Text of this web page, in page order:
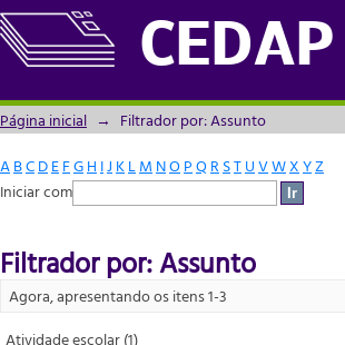
CEDAP
Filtrador por: Assunto
Página inicial → Filtrador por: Assunto
ABCDEFGH IJ KLM NOPQRSTUVWXYZ
Iniciar com
Filtrador por: Assunto
Agora, apresentando os itens 1-3
Atividade escolar (1)